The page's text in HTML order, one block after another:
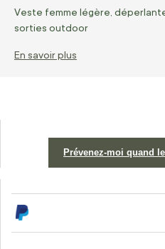
Veste femme légère,
sorties outdoor
En savoir plus
Prévenez-moi quand